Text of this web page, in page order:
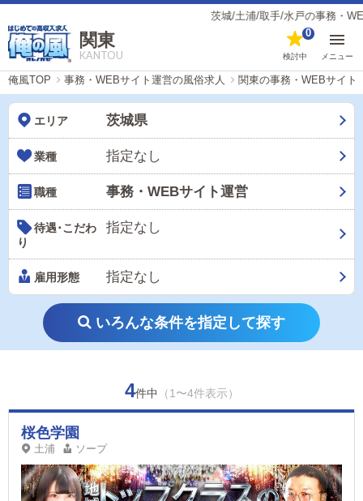
茨城/土浦/取手/水戸の事務・WEBサ
関東
KANTOU 検討中
0
メニュー
俺風TOP 事務・WEBサイト運営の風俗求人 関東の事務・WEBサイト
エリア 茨城県
業種 指定なし
職種 事務・WEBサイト運営
待遇･こだわ
り
指定なし
雇用形態 指定なし
いろんな条件を指定して探す
4件中 （1〜4件表示）
桜色学園
土浦 ソープ